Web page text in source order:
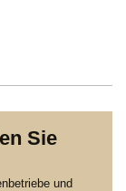
Sie
und